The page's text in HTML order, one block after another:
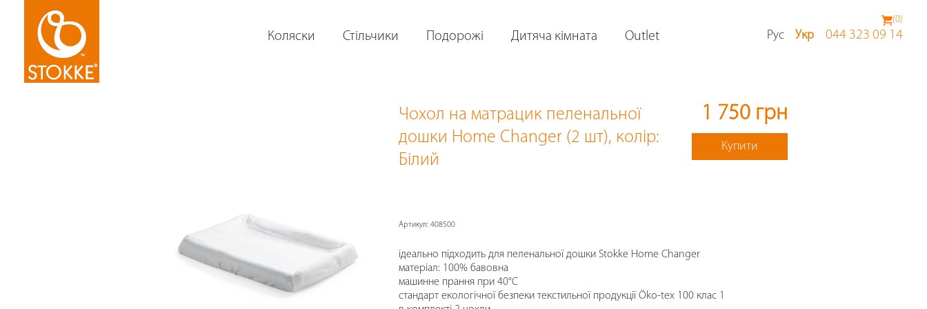
Коляски Стільчики Подорожі Дитяча кімната Outlet Рус Укр
(0)
044 323 09 14
Чохол на матрацик пеленальної
дошки Home Changer (2 шт), колір:
Білий
Артикул: 408500
1 750 грн
Купити
ідеально підходить для пеленальної дошки Stokke Home Changer
матеріал: 100% бавовна
машинне прання при 40°С
стандарт екологічної безпеки текстильної продукції Öko-tex 100 клас 1